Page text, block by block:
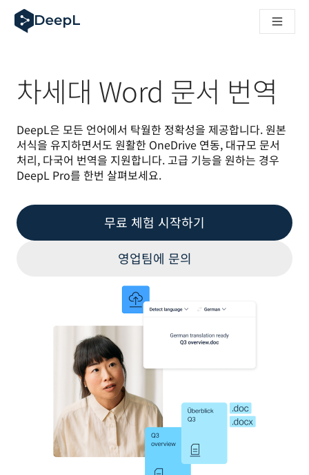
AI 에이전트용 DeepL
DeepL Translation Flow: 주요 사용 사례 및 통합 기능을 위한
기업용 언어 AI에 대한 신뢰 해독. Slator와의 대담
DeepL의 번역 품질 평가 시스템을 구축하는 방법
고품질 텍스트 번역에서 실시간 음성 플랫폼까지
Building an instantly accessible voice demo with DeepL
차세대 Word 문서 번역
DeepL은 모든 언어에서 탁월한 정확성을 제공합니다. 원본
서식을 유지하면서도 원활한 OneDrive 연동, 대규모 문서
처리, 다국어 번역을 지원합니다. 고급 기능을 원하는 경우
DeepL Pro를 한번 살펴보세요.
무료 체험 시작하기
영업팀에 문의